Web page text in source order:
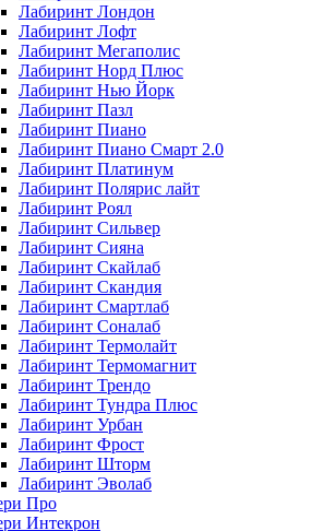
Лабиринт Лондон
Лабиринт Лофт
Лабиринт Мегаполис
Лабиринт Норд Плюс
Лабиринт Нью Йорк
Лабиринт Пазл
Лабиринт Пиано
Лабиринт Пиано Смарт 2.0
Лабиринт Платинум
Лабиринт Полярис лайт
Лабиринт Роял
Лабиринт Сильвер
Лабиринт Сияна
Лабиринт Скайлаб
Лабиринт Скандия
Лабиринт Смартлаб
Лабиринт Соналаб
Лабиринт Термолайт
Лабиринт Термомагнит
Лабиринт Трендо
Лабиринт Тундра Плюс
Лабиринт Урбан
Лабиринт Фрост
Лабиринт Шторм
Лабиринт Эволаб
Про
Интекрон